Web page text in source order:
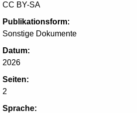
CC BY-SA
Publikationsform:
Sonstige Dokumente
Datum:
2026
Seiten:
2
Sprache: